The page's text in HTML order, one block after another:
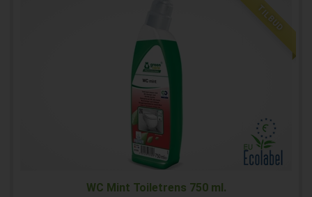
TILBUD
WC Mint Toiletrens 750 ml.